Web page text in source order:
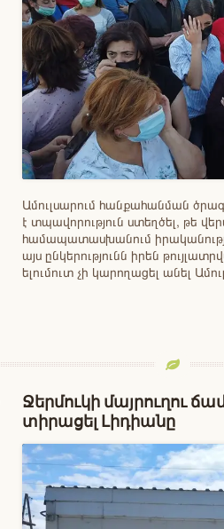
Ամուլսարում հանքահանման
է տպավորություն ստեղծել, թե
համապատասխանում
այս ընկերությունն իրեն
ելումուտ չի կարողացել անել
Ջերմուկի մայրուղու
տիրացել Լիդիանը